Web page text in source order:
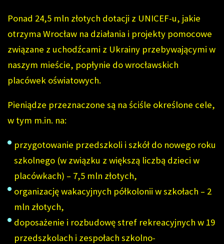
Ponad 24,5 mln złotych dotacji z UNICEF-u, jakie
otrzyma Wrocław na działania i projekty pomocowe
związane z uchodźcami z Ukrainy przebywającymi w
naszym mieście, popłynie do wrocławskich
placówek oświatowych.
Pieniądze przeznaczone są na ściśle określone cele,
w tym m.in. na:
przygotowanie przedszkoli i szkół do nowego roku
szkolnego (w związku z większą liczbą dzieci w
placówkach) – 7,5 mln złotych,
organizację wakacyjnych półkolonii w szkołach – 2
mln złotych,
doposażenie i rozbudowę stref rekreacyjnych w 19
przedszkolach i zespołach szkolno-